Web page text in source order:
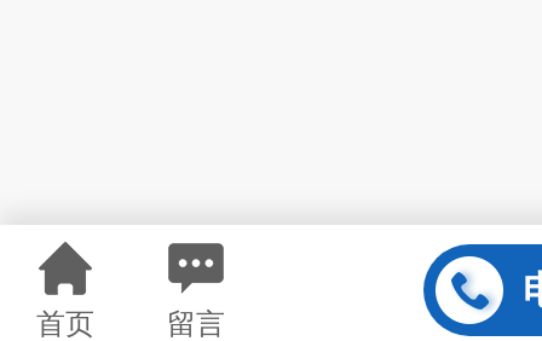
首页 留言